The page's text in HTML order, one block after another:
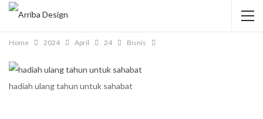
Home 2024 April 24 Bisnis
hadiah ulang tahun untuk sahabat